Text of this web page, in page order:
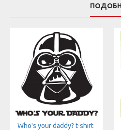
Who's your daddy? t-shirt